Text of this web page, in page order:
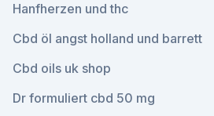
Hanfherzen und thc
Cbd öl angst holland und barrett
Cbd oils uk shop
Dr formuliert cbd 50 mg